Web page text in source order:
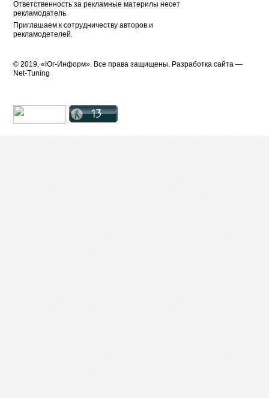
Ответственность за рекламные материлы несет
рекламодатель.
Приглашаем к сотрудничеству авторов и
рекламодетелей.
© 2019, «Юг-Информ». Все права защищены. Разработка cайта —
Net-Tuning